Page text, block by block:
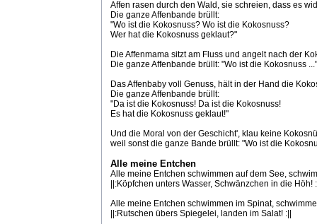
Affen rasen durch den Wald, sie schreien, dass es
Die ganze Affenbande brüllt:
"Wo ist die Kokosnuss? Wo ist die Kokosnuss?
Wer hat die Kokosnuss geklaut?"
Die Affenmama sitzt am Fluss und angelt nach der
Die ganze Affenbande brüllt: "Wo ist die Kokosnuss ..."
Das Affenbaby voll Genuss, hält in der Hand die
Die ganze Affenbande brüllt:
"Da ist die Kokosnuss! Da ist die Kokosnuss!
Es hat die Kokosnuss geklaut!"
Und die Moral von der Geschicht', klau keine
weil sonst die ganze Bande brüllt: "Wo ist die
Alle meine Entchen
Alle meine Entchen schwimmen auf dem See,
||:Köpfchen unters Wasser, Schwänzchen in die Höh!
Alle meine Entchen schwimmen im Spinat,
||:Rutschen übers Spiegelei, landen im Salat! :||